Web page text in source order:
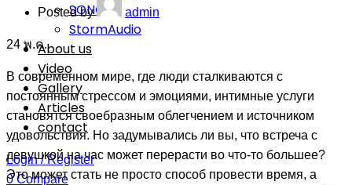
SONOS
StormAudio
About us
Video
Gallery
Articles
contact
Login / Register
0 Compare
Posted by admin
24 พ.ค.
В современном мире, где люди сталкиваются с
постоянным стрессом и эмоциями, интимные услуги
становятся своебразным облегчением и источником
удовольствия. Но задумывались ли вы, что встреча с
девушкой на час может перерасти во что-то большее?
Это может стать не просто способ провести время, а